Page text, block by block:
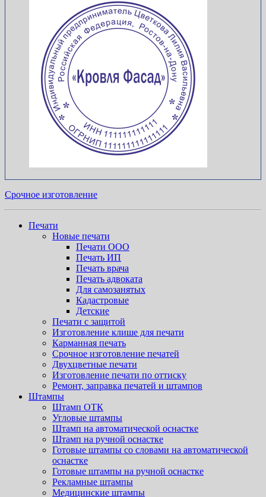
Срочное изготовление
Печати
Новые печати
Печати ООО
Печать ИП
Печать врача
Печать адвоката
Для самозанятых
Кадастровые
Детские
Печати с защитой
Изготовление клише для печати
Карманная печать
Срочное изготовление печатей
Двухцветные печати
Изготовление печати по оттиску
Ремонт, заправка печатей и штампов
Штампы
Штамп ОТК
Угловые штампы
Штамп на автоматической оснастке
Штамп на ручной оснастке
Готовые штампы со словами на автоматической
оснастке
Готовые штампы на ручной оснастке
Рекламные штампы
Медицинские штампы